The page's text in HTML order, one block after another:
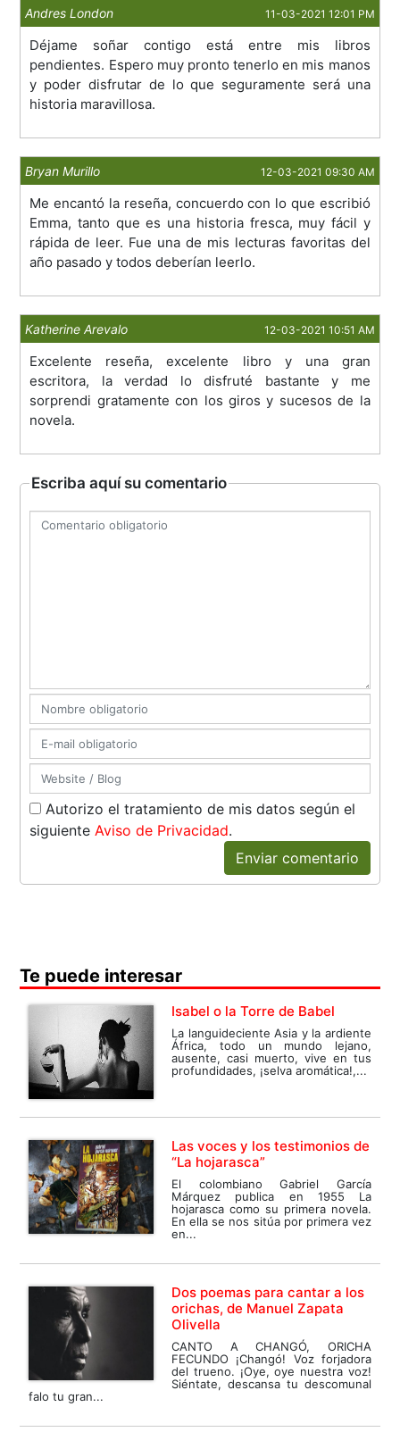
Andres London 11-03-2021 12:01 PM
Déjame soñar contigo está entre mis libros
pendientes. Espero muy pronto tenerlo en mis manos
y poder disfrutar de lo que seguramente será una
historia maravillosa.
Bryan Murillo 12-03-2021 09:30 AM
Me encantó la reseña, concuerdo con lo que escribió
Emma, tanto que es una historia fresca, muy fácil y
rápida de leer. Fue una de mis lecturas favoritas del
año pasado y todos deberían leerlo.
Katherine Arevalo 12-03-2021 10:51 AM
Excelente reseña, excelente libro y una gran
escritora, la verdad lo disfruté bastante y me
sorprendi gratamente con los giros y sucesos de la
novela.
Escriba aquí su comentario
Autorizo el tratamiento de mis datos según el
siguienteAviso de Privacidad.
Enviar comentario
Te puede interesar
Isabel o la Torre de Babel
La languideciente Asia y la ardiente
África, todo un mundo lejano,
ausente, casi muerto, vive en tus
profundidades, ¡selva aromática!,...
Las voces y los testimonios de
“La hojarasca”
El colombiano Gabriel García
Márquez publica en 1955 La
hojarasca como su primera novela.
En ella se nos sitúa por primera vez
en...
Dos poemas para cantar a los
orichas, de Manuel Zapata
Olivella
CANTO A CHANGÓ, ORICHA
FECUNDO ¡Changó! Voz forjadora
del trueno. ¡Oye, oye nuestra voz!
Siéntate, descansa tu descomunal
falo tu gran...